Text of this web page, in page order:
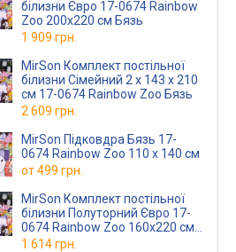
білизни Євро 17-0674 Rainbow
Zoo 200х220 см Бязь
1 909 грн.
MirSon Комплект постільної
білизни Сімейний 2 x 143 x 210
см 17-0674 Rainbow Zoo Бязь
2 609 грн.
MirSon Підковдра Бязь 17-
0674 Rainbow Zoo 110 x 140 см
от499 грн.
MirSon Комплект постільної
білизни Полуторний Євро 17-
0674 Rainbow Zoo 160х220 см
Бязь
1 614 грн.